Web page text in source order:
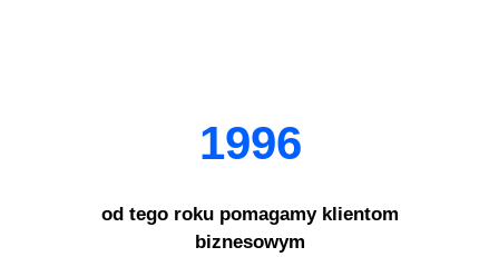
1996
od tego roku pomagamy klientom
biznesowym